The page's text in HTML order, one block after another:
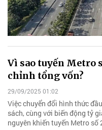
Vì sao tuyến Metro
chỉnh tổng vốn?
29/09/2025 01:02
Việc chuyển đổi hình thức
sách, cùng với biến động tỷ
nguyên khiến tuyến Metro số